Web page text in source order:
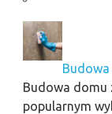
Budowa domu
popularnym